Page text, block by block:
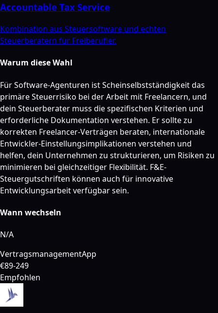
Accountable Tax Service
Kombination aus Steuersoftware und echten
Steuerberatern für Freiberufler.
Warum diese Wahl
Für Software-Agenturen ist Scheinselbstständigkeit das
primäre Steuerrisiko bei der Arbeit mit Freelancern, und
dein Steuerberater muss die spezifischen Kriterien und
erforderliche Dokumentation verstehen. Er sollte zu
korrekten Freelancer-Verträgen beraten, internationale
Entwickler-Einstellungsimplikationen verstehen und
helfen, dein Unternehmen zu strukturieren, um Risiken zu
minimieren bei gleichzeitiger Flexibilität. F&E-
Steuergutschriften können auch für innovative
Entwicklungsarbeit verfügbar sein.
Wann wechseln
N/A
VertragsmanagementApp
€89-249
Empfohlen